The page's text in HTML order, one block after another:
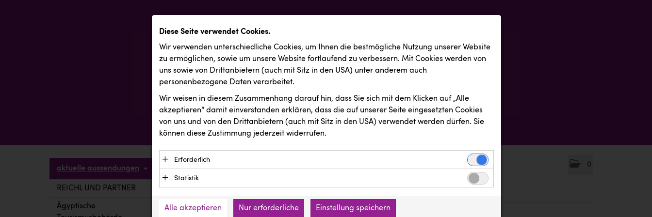
0
aktuelle aussendungen
REICHL UND PARTNER
Ägyptische
Diese Seite verwendet Cookies.
Wir verwenden unterschiedliche Cookies, um Ihnen die best­mögliche Nutzung unserer Website
zu ermöglichen, sowie um unsere Website fortlaufend zu verbessern. Mit Cookies werden von
uns sowie von Drittanbietern (auch mit Sitz in den USA) unter anderem auch
personenbezogene Daten verarbeitet.
Wir weisen in diesem Zusammenhang darauf hin, dass Sie sich mit dem Klicken auf „Alle
akzeptieren“ damit ein­ver­standen erklären, dass die auf unserer Seite eingesetzten Cookies
von uns und von den Drittanbietern (auch mit Sitz in den USA) verwendet werden dürfen. Sie
können diese Zustimmung jederzeit widerrufen.
Erforderlich
Essenzielle Cookies ermöglichen grundlegende Funktionen und sind für die einwandfreie
Funktion der Website erforderlich. Diese Cookies speichern keine personenbezogenen
Daten und werden an keine Dritten übermittelt.
Anbieter: Eigentümer der Website (Erstanbieter)
Statistik
verstehen, wie unsere Besucher unsere Website nutzen.
Alle akzeptieren Nur erforderliche Einstellung speichern